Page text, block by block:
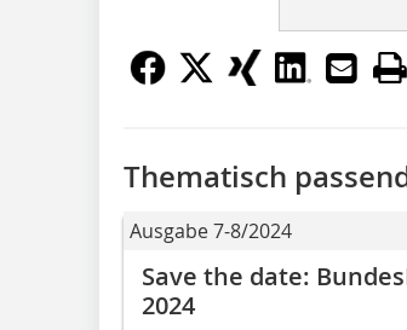
Thematisch
Ausgabe 7-8/2024
Save the date:
2024